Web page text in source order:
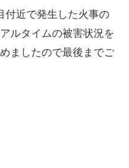
付近で発生した火事の
ルタイムの被害状況を
ましたので最後までご